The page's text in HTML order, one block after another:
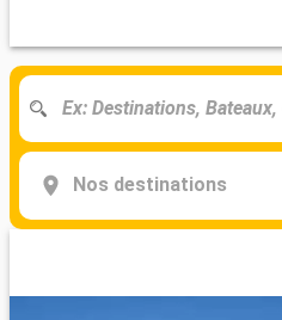
Nos destinations